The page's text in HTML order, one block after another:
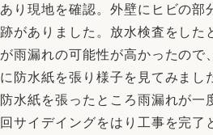
中古物件探しから性能向上リフォー
ストップ
あり現地を確認。外壁にヒビの部
跡がありました。放水検査をした
が雨漏れの可能性が高かったので
に防水紙を張り様子を見てみまし
防水紙を張ったところ雨漏れが一
回サイデイングをはり工事を完了